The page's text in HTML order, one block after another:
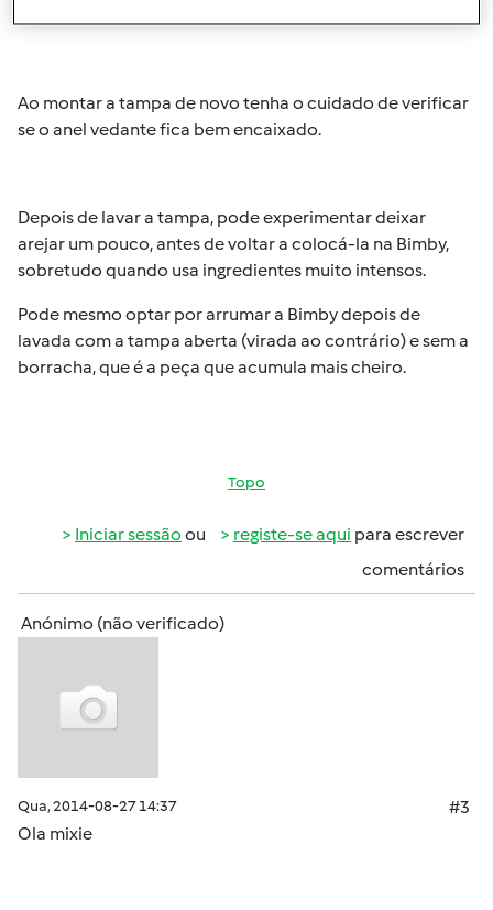
Ao montar a tampa de novo tenha o cuidado de verificar
se o anel vedante fica bem encaixado.
Depois de lavar a tampa, pode experimentar deixar
arejar um pouco, antes de voltar a colocá-la na Bimby,
sobretudo quando usa ingredientes muito intensos.
Pode mesmo optar por arrumar a Bimby depois de
lavada com a tampa aberta (virada ao contrário) e sem a
borracha, que é a peça que acumula mais cheiro.
Topo
Iniciar sessão ou registe-se aqui para escrever
comentários
Anónimo (não verificado)
Qua, 2014-08-27 14:37
#3
Ola mixie